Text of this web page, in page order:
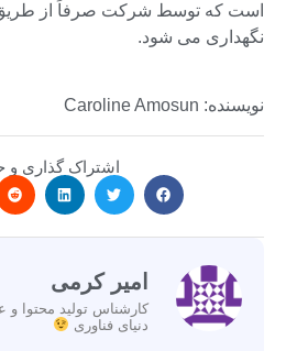
است که توسط شرکت صرفاً از طریق
نگهداری می شود.
نویسنده: Caroline Amosun
اشتراک گذاری و
امیر کرمی
کارشناس تولید محتوا و
دنیای فناوری